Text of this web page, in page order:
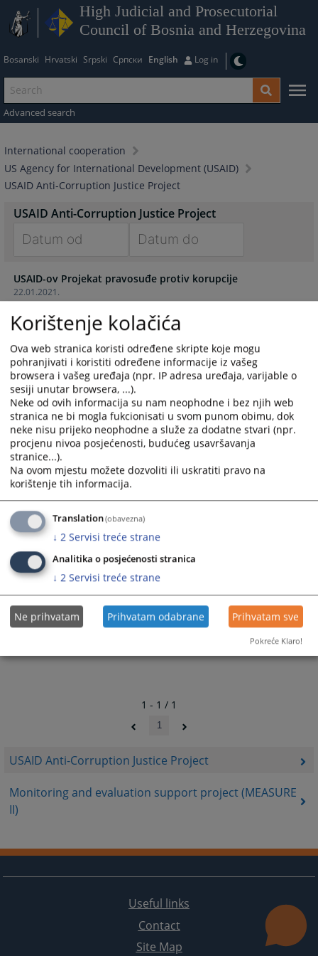
High Judicial and Prosecutorial
Council of Bosnia and Herzegovina
Bosanski Hrvatski Srpski Српски English Log in
Advanced search
International cooperation
US Agency for International Development (USAID)
USAID Anti-Corruption Justice Project
USAID Anti-Corruption Justice Project
Monitoring and evaluation support project (MEASURE
II)
USAID Anti-Corruption Justice Project
forward
to
with
the
calendar
and
select
a
date.
Press
the
question
mark
key
to
get
keyboard
shortcuts
for
changing
dates.
forward
with
the
calendar
and
select
a
date.
Press
the
question
mark
key
to
the
keyboard
shortcuts
for
changing
dates.
22.01.2021.
USAID-ov Projekat pravosuđe protiv korupcije
1 - 1 / 1
1
Useful links
Contact
Site Map
Korištenje kolačića
Ova web stranica koristi određene skripte koje mogu
pohranjivati i koristiti određene informacije iz vašeg
browsera i vašeg uređaja (npr. IP adresa uređaja, varijable o
sesiji unutar browsera, ...).
Neke od ovih informacija su nam neophodne i bez njih web
stranica ne bi mogla fukcionisati u svom punom obimu, dok
neke nisu prijeko neophodne a služe za dodatne stvari (npr.
procjenu nivoa posjećenosti, budućeg usavršavanja
stranice...).
Na ovom mjestu možete dozvoliti ili uskratiti pravo na
korištenje tih informacija.
Translation(obavezna)
↓ 2 Servisi treće strane
Analitika o posjećenosti stranica
↓ 2 Servisi treće strane
Ne prihvatam Prihvatam odabrane Prihvatam sve
Pokreće Klaro!